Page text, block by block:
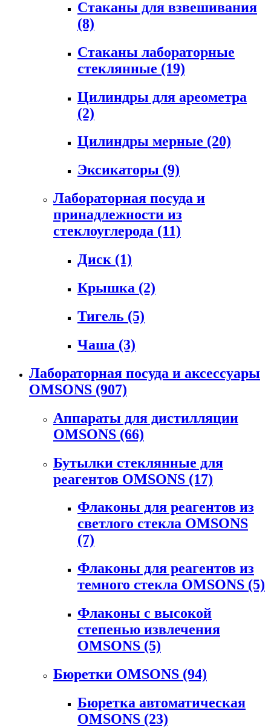
Стаканы для взвешивания
(8)
Стаканы лабораторные
стеклянные (19)
Цилиндры для ареометра
(2)
Цилиндры мерные (20)
Эксикаторы (9)
Лабораторная посуда и
принадлежности из
стеклоуглерода (11)
Диск (1)
Крышка (2)
Тигель (5)
Чаша (3)
Лабораторная посуда и аксессуары
OMSONS (907)
Аппараты для дистилляции
OMSONS (66)
Бутылки стеклянные для
реагентов OMSONS (17)
Флаконы для реагентов из
светлого стекла OMSONS
(7)
Флаконы для реагентов из
темного стекла OMSONS (5)
Флаконы с высокой
степенью извлечения
OMSONS (5)
Бюретки OMSONS (94)
Бюретка автоматическая
OMSONS (23)